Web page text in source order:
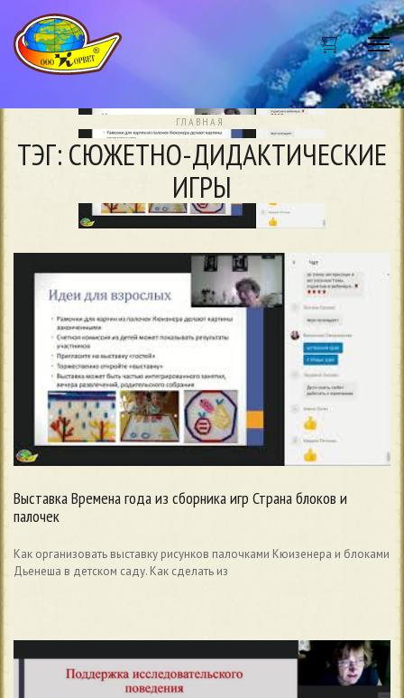
ГЛАВНАЯ
ТЭГ: СЮЖЕТНО-ДИДАКТИЧЕСКИЕ
ИГРЫ
Выставка Времена года из сборника игр Страна блоков и
палочек
Как организовать выставку рисунков палочками Кюизенера и блоками
Дьенеша в детском саду. Как сделать из